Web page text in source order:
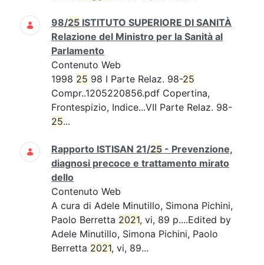
98/25 ISTITUTO SUPERIORE DI SANITÀ
Relazione del Ministro per la Sanità al
Parlamento
Contenuto Web
1998 25 98 I Parte Relaz. 98-25
Compr..1205220856.pdf Copertina,
Frontespizio, Indice...VII Parte Relaz. 98-
25...
Rapporto ISTISAN 21/25 - Prevenzione,
diagnosi precoce e trattamento mirato
dello
Contenuto Web
A cura di Adele Minutillo, Simona Pichini,
Paolo Berretta 2021, vi, 89 p....Edited by
Adele Minutillo, Simona Pichini, Paolo
Berretta 2021, vi, 89...